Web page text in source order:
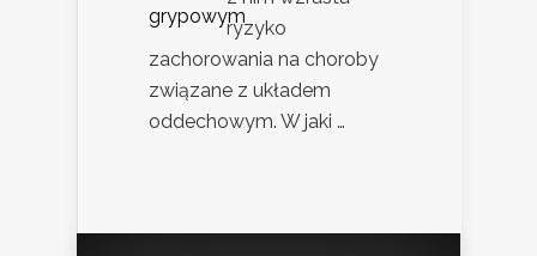
ryzyko
zachorowania na choroby
związane z układem
oddechowym. W jaki …